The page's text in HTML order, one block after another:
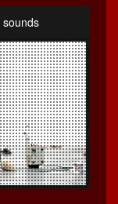
sounds